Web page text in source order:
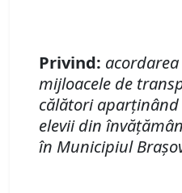
Privind:
mijloacele de
călători aparţinând
elevii din
în Municipiul